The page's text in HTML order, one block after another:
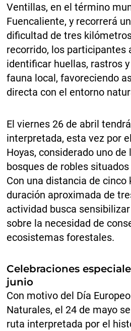
Ventillas, en el término
Fuencaliente, y recorrerá
dificultad de tres
recorrido, los participantes
identificar huellas, rastros
fauna local, favoreciendo
directa con el entorno
El viernes 26 de abril
interpretada, esta vez por
Hoyas, considerado uno de
bosques de robles
Con una distancia de cinco
duración aproximada de
actividad busca
sobre la necesidad de
ecosistemas forestales.
Celebraciones
junio
Con motivo del Día
Naturales, el 24 de mayo
ruta interpretada por el